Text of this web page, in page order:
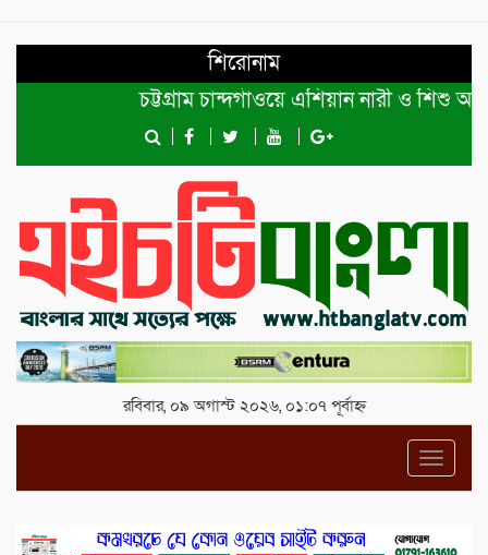
শিরোনাম
চট্টগ্রাম চান্দগাঁওয়ে এশিয়ান নারী ও শিশু
রবিবার, ০৯ অগাস্ট ২০২৬, ০১:০৭ পূর্বাহ্ন